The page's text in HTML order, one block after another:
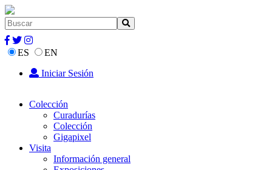
ES
EN
Iniciar Sesión
Colección
Curadurías
Colección
Gigapixel
Visita
Información general